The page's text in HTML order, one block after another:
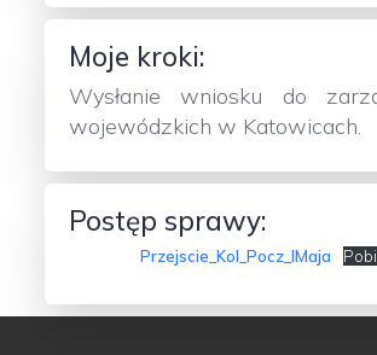
Moje kroki:
Wysłanie wniosku do
wojewódzkich w Katowicach.
Postęp sprawy:
Przejscie_Kol_Pocz_IMaja